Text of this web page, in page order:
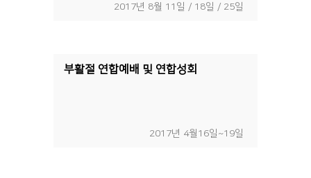
2017년 8월 11일 / 18일 / 25일
부활절 연합예배 및 연합성회
2017년 4월16일~19일